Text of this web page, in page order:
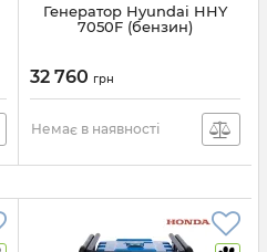
Генератор Hyundai HHY
7050F (бензин)
32 760 грн
Немає в наявності